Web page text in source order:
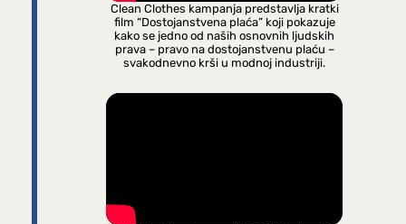
Clean Clothes kampanja predstavlja kratki
film “Dostojanstvena plaća” koji pokazuje
kako se jedno od naših osnovnih ljudskih
prava – pravo na dostojanstvenu plaću –
svakodnevno krši u modnoj industriji.